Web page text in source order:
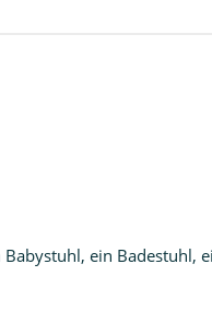
ein Badestuhl,